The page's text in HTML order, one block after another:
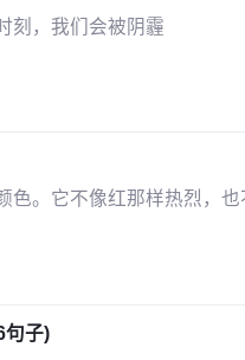
刻，我们会被阴霾
色。它不像红那样热烈，也
句子)